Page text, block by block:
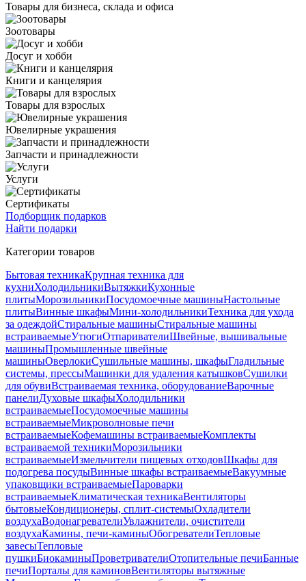
Товары для бизнеса, склада и офиса
Зоотовары
Досуг и хобби
Книги и канцелярия
Товары для взрослых
Ювелирные украшения
Запчасти и принадлежности
Услуги
Сертификаты
Подборщик подарков
Найти подарки
Категории товаров
Бытовая техникаКрупная техника для
кухниХолодильникиВытяжкиКухонные
плитыМорозильникиПосудомоечные машиныНастольные
плитыВинные шкафыМини-холодильникиТехника для ухода
за одеждойСтиральные машиныСтиральные машины
встраиваемыеУтюгиОтпаривателиШвейные, вышивальные
машиныПромышленные швейные
машиныОверлокиСушильные машины, шкафыГладильные
системы, прессыМашинки для удаления катышковСушилки
для обувиВстраиваемая техника, оборудованиеВарочные
панелиДуховые шкафыХолодильники
встраиваемыеПосудомоечные машины
встраиваемыеМикроволновые печи
встраиваемыеКофемашины встраиваемыеКомплекты
встраиваемой техникиМорозильники
встраиваемыеИзмельчители пищевых отходовШкафы для
подогрева посудыВинные шкафы встраиваемыеВакуумные
упаковщики встраиваемыеПароварки
встраиваемыеКлиматическая техникаВентиляторы
бытовыеКондиционеры, сплит-системыОхладители
воздухаВодонагревателиУвлажнители, очистители
воздухаКамины, печи-каминыОбогревателиТепловые
завесыТепловые
пушкиБиокаминыПроветривателиОтопительные печиБанные
печиПорталы для каминовВентиляторы вытяжные